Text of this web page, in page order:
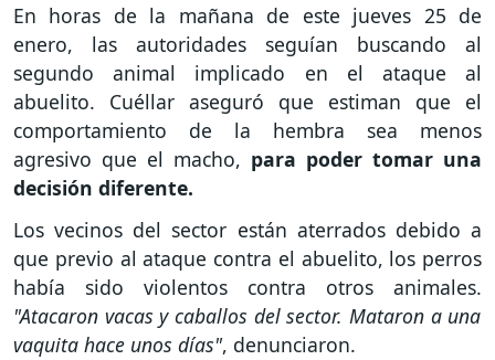
En horas de la mañana de este jueves 25 de
enero, las autoridades seguían buscando al
segundo animal implicado en el ataque al
abuelito. Cuéllar aseguró que estiman que el
comportamiento de la hembra sea menos
agresivo que el macho, para poder tomar una
decisión diferente.
Los vecinos del sector están aterrados debido a
que previo al ataque contra el abuelito, los perros
había sido violentos contra otros animales.
"Atacaron vacas y caballos del sector. Mataron a una
vaquita hace unos días", denunciaron.